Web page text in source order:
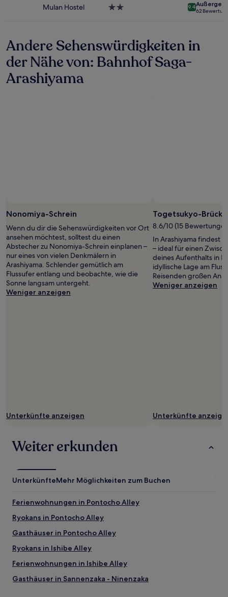
BedingungenMulan Hostel
2.0-
9.4
62
Andere Sehenswürdigkeiten in
der Nähe von: Bahnhof Saga-
Arashiyama
Nonomiya-Schrein
Wenn du dir die Sehenswürdigkeiten vor Ort
ansehen möchtest, solltest du einen
Abstecher zu Nonomiya-Schrein einplanen –
nur eines von vielen Denkmälern in
Arashiyama. Schlender gemütlich am
Flussufer entlang und beobachte, wie die
Sonne langsam untergeht.
Weniger anzeigen
Unterkünfte anzeigen
Togetsukyo-Brücke
8.6/10 (15
In Arashiyama findest
– ideal für einen
deines Aufenthalts in
idyllische Lage am
Reisenden großen
Weniger anzeigen
Unterkünfte
Weiter erkunden
UnterkünfteMehr Möglichkeiten zum Buchen
Ferienwohnungen in Pontocho Alley
Ryokans in Pontocho Alley
Gasthäuser in Pontocho Alley
Ryokans in Ishibe Alley
Ferienwohnungen in Ishibe Alley
Gasthäuser in Sannenzaka - Ninenzaka